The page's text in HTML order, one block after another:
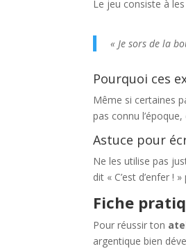
Le jeu consiste à
« Je sors de la
Pourquoi ces
Même si certaines
pas connu
Astuce pour
Ne les utilise pas
dit « C’est d’enfer !
Fiche
Pour réussir ton
argentique bien